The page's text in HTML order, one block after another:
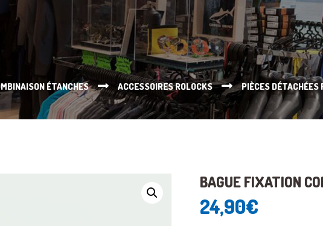
ÉTANCHES ACCESSOIRES ROLOCKS PIÈCES DÉTACHÉES
BAGUE FIXATION
24,90€